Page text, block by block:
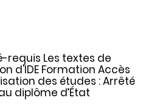
requis Les textes de
d'IDE Formation Accès
des études : Arrêté
diplôme d’État